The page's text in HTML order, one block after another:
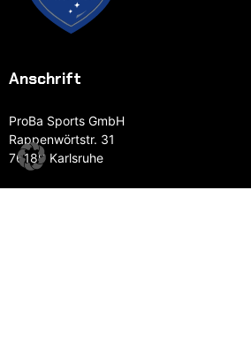
Anschrift
ProBa Sports GmbH
Rappenwörtstr. 31
76189 Karlsruhe